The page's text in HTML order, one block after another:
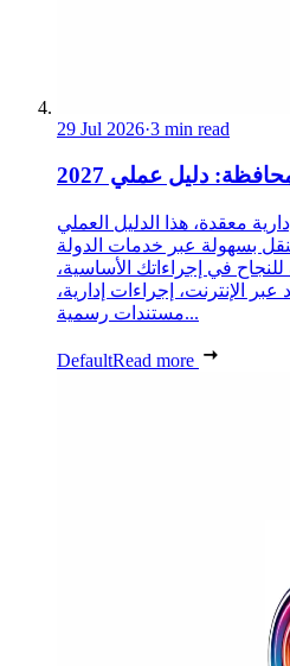
29 Jul 2026·3 min read
دليل عملي 2027
معقدة، هذا الدليل العملي
بسهولة عبر خدمات الدولة
في إجراءاتك الأساسية،
الإنترنت، إجراءات إدارية،
مستندات رسمية...
DefaultRead more